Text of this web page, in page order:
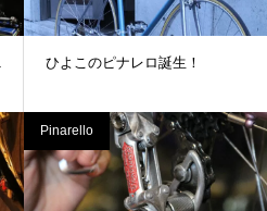
ひよこのピナレロ誕生！
Pinarello